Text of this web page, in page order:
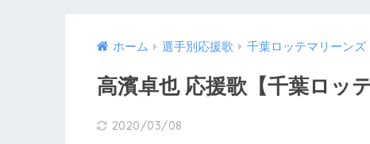
ホーム 選手別応援歌 千葉ロッテマリーンズ
高濱卓也 応援歌【千葉ロッ
2020/03/08